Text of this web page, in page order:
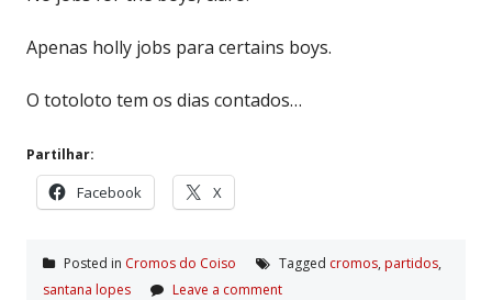
Apenas holly jobs para certains boys.
O totoloto tem os dias contados…
Partilhar:
Facebook X
Posted in Cromos do Coiso Tagged cromos, partidos,
santana lopes
Leave a comment